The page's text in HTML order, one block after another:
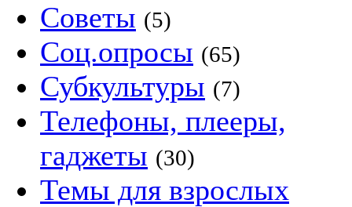
Советы (5)
Соц.опросы (65)
Субкультуры (7)
Телефоны, плееры,
гаджеты (30)
Темы для взрослых